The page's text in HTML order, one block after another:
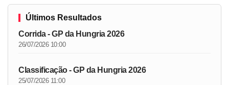
Últimos Resultados
Corrida - GP da Hungria 2026
26/07/2026 10:00
Classificação - GP da Hungria 2026
25/07/2026 11:00